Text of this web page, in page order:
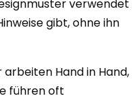
verwendet
gibt, ohne ihn
Hand in Hand,
führen oft